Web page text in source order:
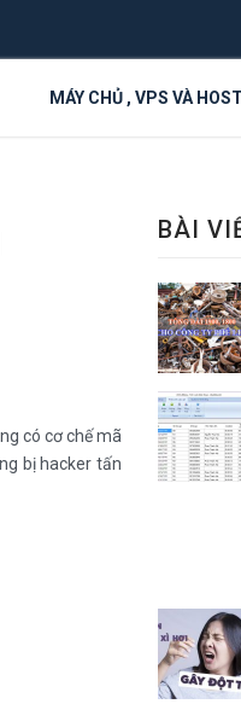
MÁY CHỦ , VPS VÀ
có cơ chế mã
bị hacker tấn
BÀI